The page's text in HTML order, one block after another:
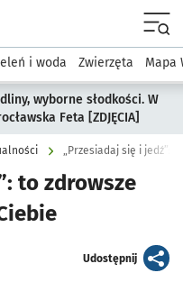
Środowisko we
i woda Zwierzęta Mapa
wyborne słodkości. W
Feta [ZDJĘCIA]
„Przesiadaj się i jedź”:
to zdrowsze
Udostępnijartykuł